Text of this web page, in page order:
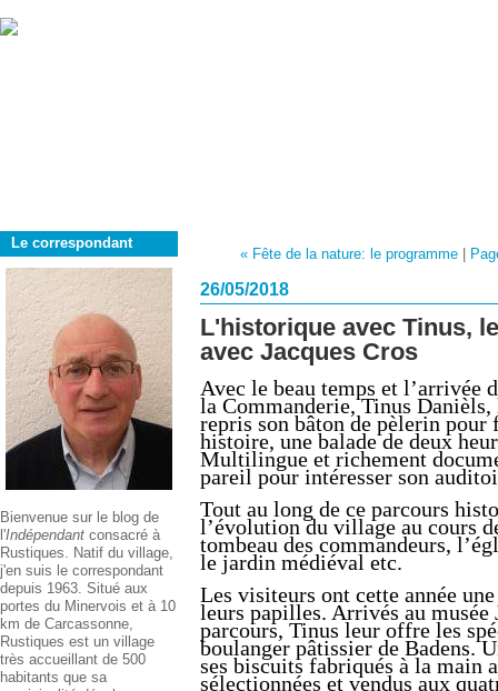
Le correspondant
Bienvenue sur le blog de
l'Indépendant consacré à
Rustiques. Natif du village,
j'en suis le correspondant
depuis 1963. Situé aux
portes du Minervois et à 10
km de Carcassonne,
Rustiques est un village
très accueillant de 500
habitants que sa
« Fête de la nature: le programme
26/05/2018
L'historique avec Tinus,
avec Jacques Cros
Avec le beau temps et l’arrivée
la Commanderie, Tinus
repris son bâton de pèlerin
histoire, une balade de deux
Multilingue et richement
pareil pour intéresser son
Tout au long de ce parcours
l’évolution du village au cours
tombeau des commandeurs,
le jardin médiéval etc.
Les visiteurs ont cette année
leurs papilles. Arrivés au
parcours, Tinus leur offre les
boulanger pâtissier de Badens.
ses biscuits fabriqués à la main
sélectionnées et vendus aux